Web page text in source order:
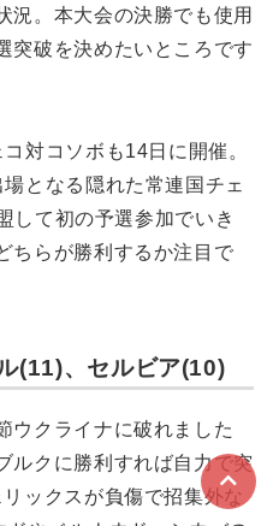
況。本大会の決勝でも使用
突破を決めたいところです
対コソボも14日に開催。
となる隠れた常連国チェ
して初の予選参加でいき
ちらが勝利するか注目で
(11)、セルビア(10)
ウクライナに破れました
ルクに勝利すれば自力で突
ックスが負傷で招集外な